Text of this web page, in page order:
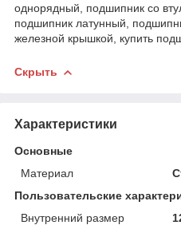
однорядный, подшипник со
подшипник латунный,
железной крышкой, купить
Скрыть
Характеристики
Основные
Материал
Пользовательские
Внутренний размер